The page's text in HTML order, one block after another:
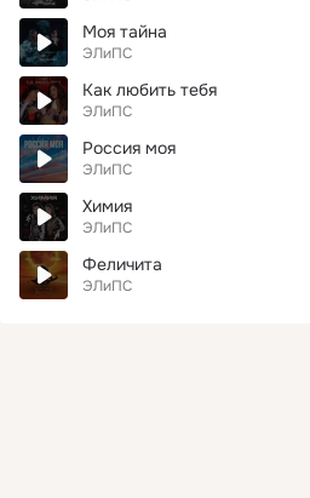
Моя тайна
ЭЛиПС
Как любить тебя
ЭЛиПС
Россия моя
ЭЛиПС
Химия
ЭЛиПС
Феличита
ЭЛиПС